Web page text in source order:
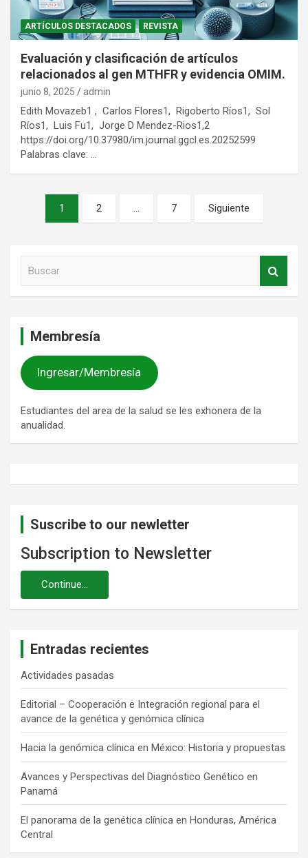
ARTÍCULOS DESTACADOS REVISTA
Evaluación y clasificación de artículos
relacionados al gen MTHFR y evidencia OMIM.
junio 8, 2025 admin
Edith Movazeb1 , Carlos Flores1, Rigoberto Ríos1, Sol
Ríos1, Luis Fu1, Jorge D Mendez-Rios1,2
https://doi.org/10.37980/im.journal.ggcl.es.20252599
Palabras clave: …
Paginación
1 2 … 7 Siguiente
Membresía
Ingresar/Membresía
Estudiantes del area de la salud se les exhonera de la
anualidad.
Suscribe to our newletter
Subscription to Newsletter
Entradas recientes
Actividades pasadas
Editorial – Cooperación e Integración regional para el
avance de la genética y genómica clínica
Hacia la genómica clínica en México: Historia y propuestas
Avances y Perspectivas del Diagnóstico Genético en
Panamá
El panorama de la genética clínica en Honduras, América
Central